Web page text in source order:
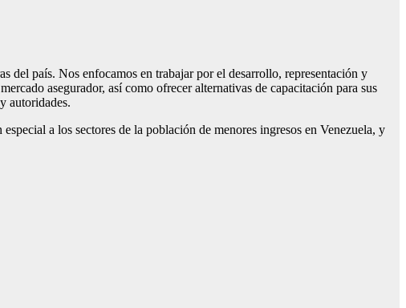
del país. Nos enfocamos en trabajar por el desarrollo, representación y
asegurador, así como ofrecer alternativas de capacitación para sus
autoridades.
a los sectores de la población de menores ingresos en Venezuela, y